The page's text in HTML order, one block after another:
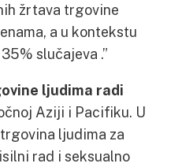
žrtava trgovine
a u kontekstu
slučajeva .”
ljudima radi
Aziji i Pacifiku. U
ljudima za
rad i seksualno